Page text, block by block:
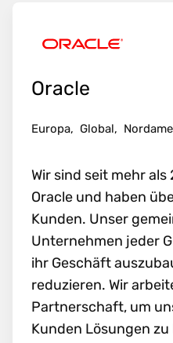
Oracle
Europa, Global,
Wir sind seit mehr
Oracle und haben
Kunden. Unser
Unternehmen jeder
ihr Geschäft
reduzieren. Wir
Partnerschaft, um
Kunden Lösungen